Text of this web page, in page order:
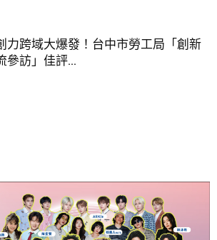
力跨域大爆發！台中市勞工局「創新
參訪」佳評...